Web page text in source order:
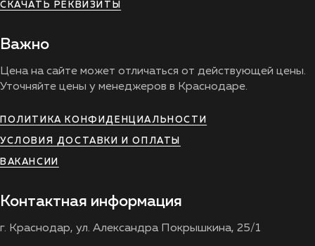
СКАЧАТЬ РЕКВИЗИТЫ
Важно
Цена на сайте может отличаться от действующей цены.
Уточняйте цены у менеджеров в Краснодаре.
ПОЛИТИКА КОНФИДЕНЦИАЛЬНОСТИ
УСЛОВИЯ ДОСТАВКИ И ОПЛАТЫ
ВАКАНСИИ
Контактная информация
г. Краснодар, ул. Александра Покрышкина, 25/1